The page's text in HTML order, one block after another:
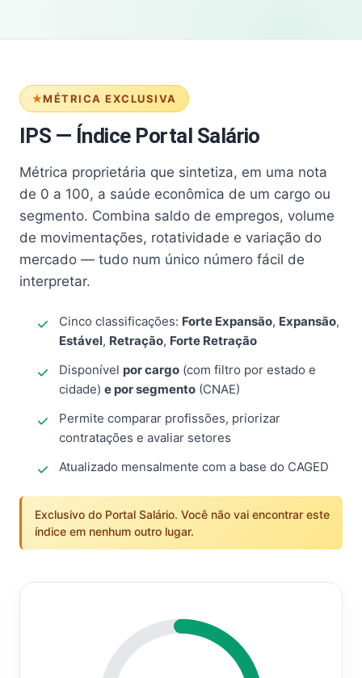
MÉTRICA EXCLUSIVA
IPS — Índice Portal Salário
Métrica proprietária que sintetiza, em uma nota
de 0 a 100, a saúde econômica de um cargo ou
segmento. Combina saldo de empregos, volume
de movimentações, rotatividade e variação do
mercado — tudo num único número fácil de
interpretar.
Cinco classificações: Forte Expansão, Expansão,
Estável, Retração, Forte Retração
Disponível por cargo (com filtro por estado e
cidade) e por segmento (CNAE)
Permite comparar profissões, priorizar
contratações e avaliar setores
Atualizado mensalmente com a base do CAGED
Exclusivo do Portal Salário. Você não vai encontrar este
índice em nenhum outro lugar.